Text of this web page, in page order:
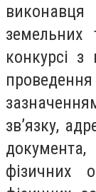
земельних
конкурсі з
зв’язку,
фізичних